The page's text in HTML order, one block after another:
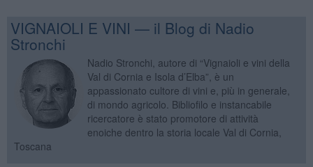
VIGNAIOLI E VINI — il Blog di Nadio
Stronchi
Nadio Stronchi, autore di “Vignaioli e vini della
Val di Cornia e Isola d’Elba”, è un
appassionato cultore di vini e, più in generale,
di mondo agricolo. Bibliofilo e instancabile
ricercatore è stato promotore di attività
enoiche dentro la storia locale Val di Cornia,
Toscana